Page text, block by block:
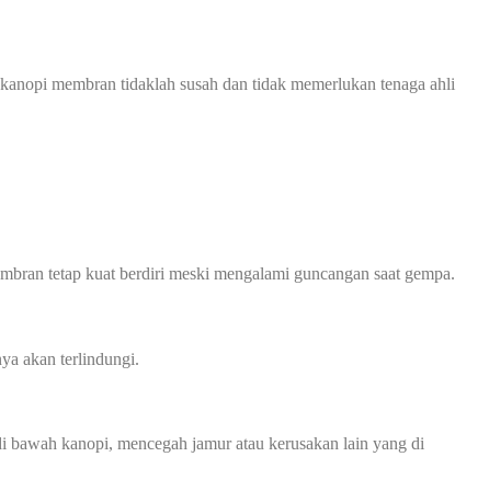
membran tidaklah susah dan tidak memerlukan tenaga ahli
tetap kuat berdiri meski mengalami guncangan saat gempa.
akan terlindungi.
kanopi, mencegah jamur atau kerusakan lain yang di